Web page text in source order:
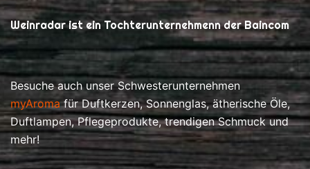
Weinradar ist ein Tochterunternehmenn der Baincom
Besuche auch unser Schwesterunternehmen
myAromafür Duftkerzen, Sonnenglas, ätherische Öle,
Duftlampen, Pflegeprodukte, trendigen Schmuck und
mehr!